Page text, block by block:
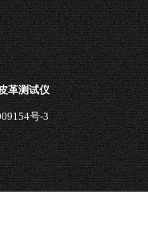
革测试仪
号-3